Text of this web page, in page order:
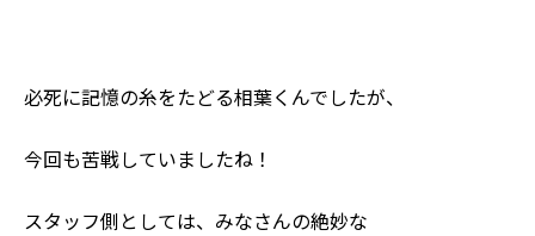
必死に記憶の糸をたどる相葉くんでしたが、
今回も苦戦していましたね！
スタッフ側としては、みなさんの絶妙な